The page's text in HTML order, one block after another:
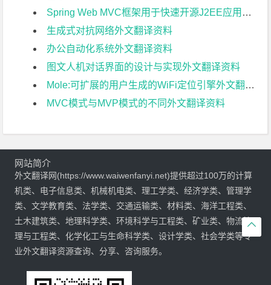
Spring Web MVC框架用于快速开源J2EE应用开发:案例研究外文翻译资料
生成式对抗网络外文翻译资料
办公自动化系统外文翻译资料
图文人机对话界面的设计与实现外文翻译资料
Mole:可扩展的用户生成的WiFi定位引擎外文翻译资料
MVC模式与MVP模式的不同外文翻译资料

网站简介
外文翻译网(https://www.waiwenfanyi.net)提供超过100万的计算
机类、电子信息类、机械机电类、理工学类、经济学类、管理学
类、文学教育类、法学类、交通运输类、材料类、海洋工程类、
土木建筑类、地理科学类、环境科学与工程类、矿业类、物流管
理与工程类、化学化工与生命科学类、设计学类、社会学类等专
业外文翻译资源查询、分享、咨询服务。